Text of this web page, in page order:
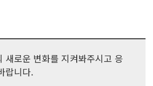
새로운 변화를 지켜봐주시고 응
랍니다.